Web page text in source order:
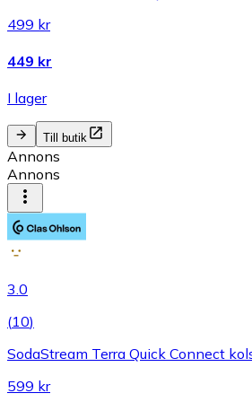
499 kr
449 kr
I lager
Till butik
Annons
Annons
3.0
(10)
SodaStream Terra Quick Connect
599 kr